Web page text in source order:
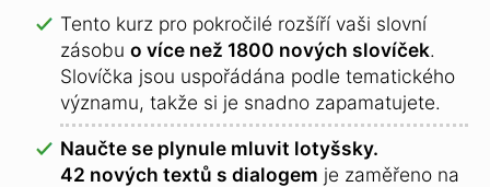
Tento kurz pro pokročilé rozšíří vaši slovní
zásobu o více než 1800 nových slovíček.
Slovíčka jsou uspořádána podle tematického
významu, takže si je snadno zapamatujete.
Naučte se plynule mluvit lotyšsky.
42 nových textů s dialogem je zaměřeno na